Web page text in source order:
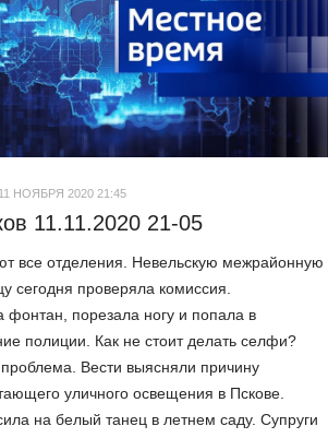
11 НОЯБРЯ 2020 21:45
11.11.2020 21-05
все отделения. Невельскую межрайонную
сегодня проверяла комиссия.
фонтан, порезала ногу и попала в
полиции. Как не стоит делать селфи?
Вести выясняли причину
уличного освещения в Пскове.
на белый танец в летнем саду. Супруги